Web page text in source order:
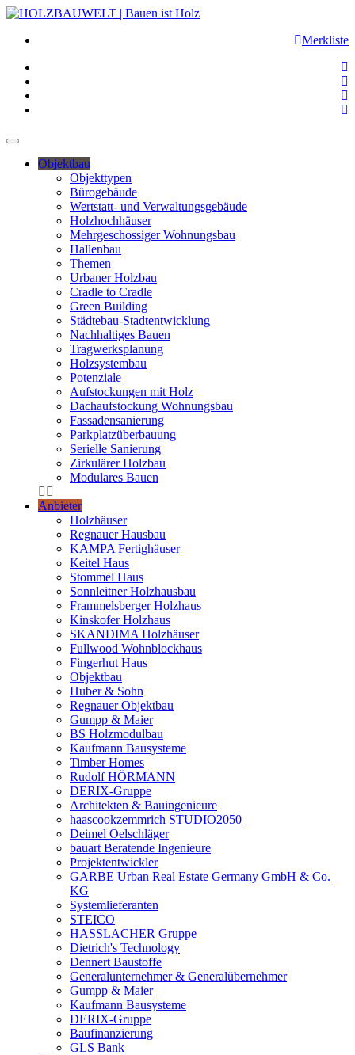
Merkliste
Objektbau
Objekttypen
Bürogebäude
Wertstatt- und Verwaltungsgebäude
Holzhochhäuser
Mehrgeschossiger Wohnungsbau
Hallenbau
Themen
Urbaner Holzbau
Cradle to Cradle
Green Building
Städtebau-Stadtentwicklung
Nachhaltiges Bauen
Tragwerksplanung
Holzsystembau
Potenziale
Aufstockungen mit Holz
Dachaufstockung Wohnungsbau
Fassadensanierung
Parkplatzüberbauung
Serielle Sanierung
Zirkulärer Holzbau
Modulares Bauen
Anbieter
Holzhäuser
Regnauer Hausbau
KAMPA Fertighäuser
Keitel Haus
Stommel Haus
Sonnleitner Holzhausbau
Frammelsberger Holzhaus
Kinskofer Holzhaus
SKANDIMA Holzhäuser
Fullwood Wohnblockhaus
Fingerhut Haus
Objektbau
Huber & Sohn
Regnauer Objektbau
Gumpp & Maier
BS Holzmodulbau
Kaufmann Bausysteme
Timber Homes
Rudolf HÖRMANN
DERIX-Gruppe
Architekten & Bauingenieure
haascookzemmrich STUDIO2050
Deimel Oelschläger
bauart Beratende Ingenieure
Projektentwickler
GARBE Urban Real Estate Germany GmbH & Co.
KG
Systemlieferanten
STEICO
HASSLACHER Gruppe
Dietrich's Technology
Dennert Baustoffe
Generalunternehmer & Generalübernehmer
Gumpp & Maier
Kaufmann Bausysteme
DERIX-Gruppe
Baufinanzierung
GLS Bank